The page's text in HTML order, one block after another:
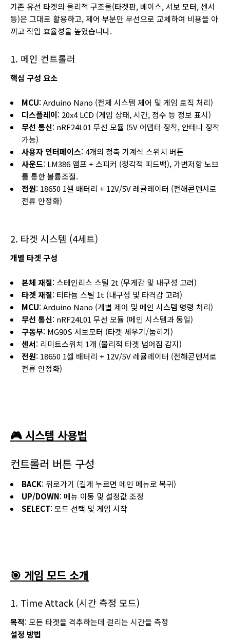
기존 유선 타겟의 물리적 구조물(타겟판, 베이스, 서보 모터, 센서
등)은 그대로 활용하고, 제어 부분만 무선으로 교체하여 비용을 아
끼고 작업 효율성을 높였습니다.
1. 메인 컨트롤러
핵심 구성 요소
MCU: Arduino Nano (전체 시스템 제어 및 게임 로직 처리)
디스플레이: 20x4 LCD (게임 상태, 시간, 점수 등 정보 표시)
무선 통신: nRF24L01 무선 모듈 (5V 어댑터 장착, 안테나 장착
가능)
사용자 인터페이스: 4개의 청축 기계식 스위치 버튼
사운드: LM386 앰프 + 스피커 (청각적 피드백), 가변저항 노브
를 통한 볼륨조절.
전원: 18650 1셀 배터리 + 12V/5V 레귤레이터 (전해콘덴서로
전류 안정화)
2. 타겟 시스템 (4세트)
개별 타겟 구성
본체 재질: 스테인리스 스틸 2t (무게감 및 내구성 고려)
타겟 재질: 티타늄 스틸 1t (내구성 및 타격감 고려)
MCU: Arduino Nano (개별 제어 및 메인 시스템 명령 처리)
무선 통신: nRF24L01 무선 모듈 (메인 시스템과 동일)
구동부: MG90S 서보모터 (타겟 세우기/눕히기)
센서: 리미트스위치 1개 (물리적 타겟 넘어짐 감지)
전원: 18650 1셀 배터리 + 12V/5V 레귤레이터 (전해콘덴서로
전류 안정화)
🎮 시스템 사용법
컨트롤러 버튼 구성
BACK: 뒤로가기 (길게 누르면 메인 메뉴로 복귀)
UP/DOWN: 메뉴 이동 및 설정값 조정
SELECT: 모드 선택 및 게임 시작
🎯 게임 모드 소개
1. Time Attack (시간 측정 모드)
목적: 모든 타겟을 격추하는데 걸리는 시간을 측정
설정 방법